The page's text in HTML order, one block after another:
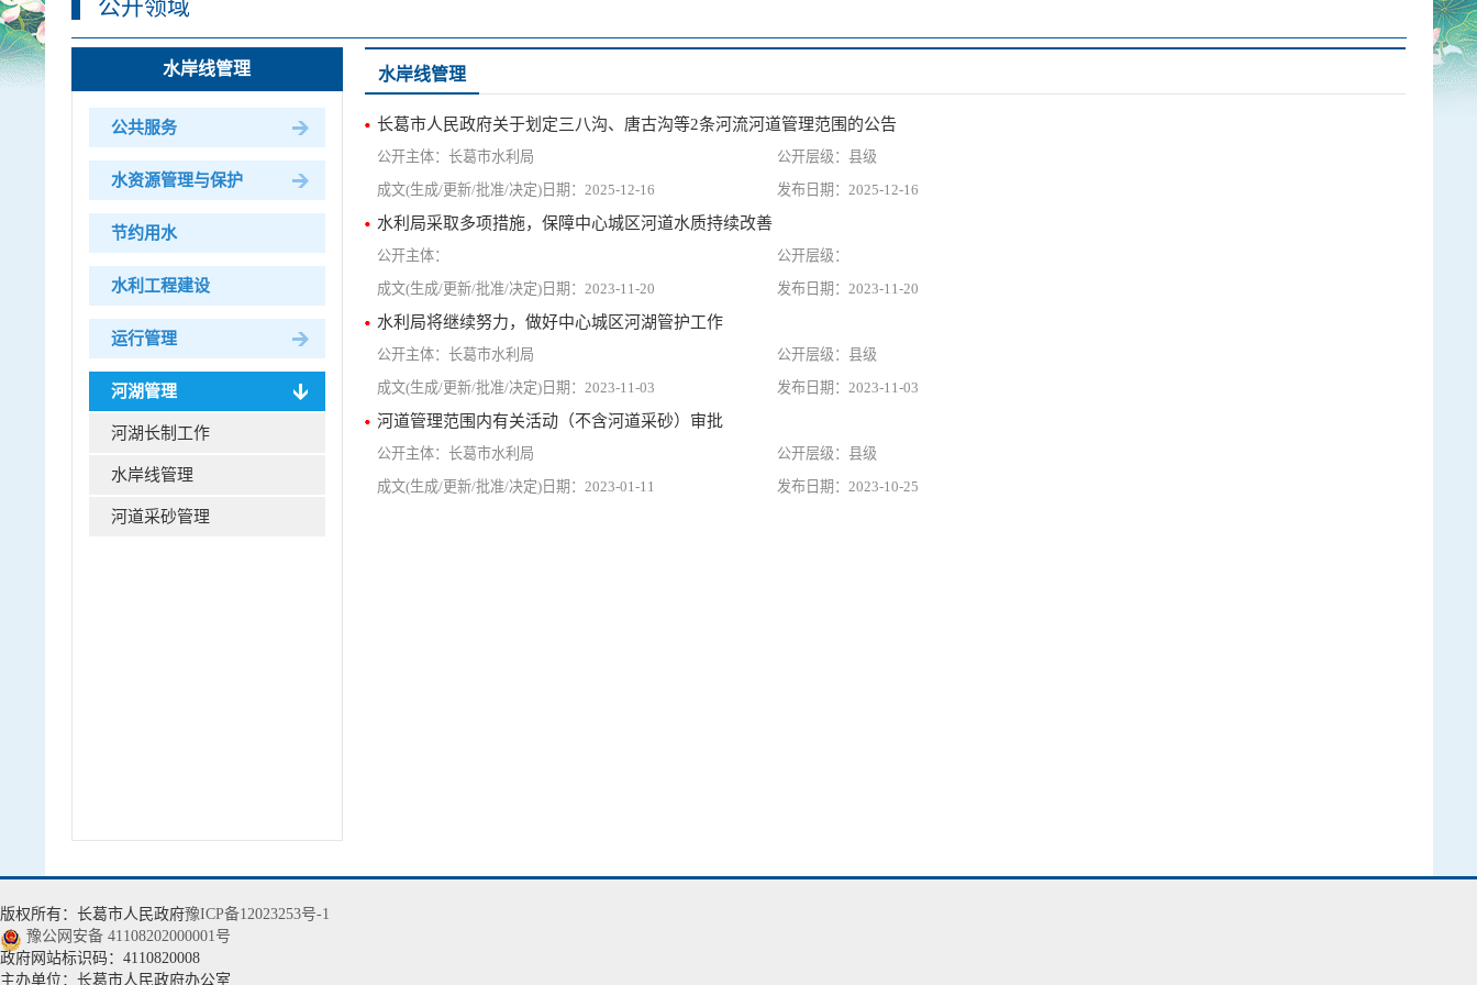
公开领域
水岸线管理
公共服务
水资源管理与保护
节约用水
水利工程建设
运行管理
河湖管理
河湖长制工作
水岸线管理
河道采砂管理
水利科技
水岸线管理
长葛市人民政府关于划定三八沟、唐古沟等2条河流河道管理范围的公告
长葛市水利局
县级
2025-12-16
2025-12-16
水利局采取多项措施，保障中心城区河道水质持续改善
2023-11-20 2023-11-20
水利局将继续努力，做好中心城区河湖管护工作
长葛市水利局
县级
2023-11-03
2023-11-03
河道管理范围内有关活动（不含河道采砂）审批
长葛市水利局
县级
2023-01-11
2023-10-25
版权所有：长葛市人民政府豫ICP备12023253号-1
豫公网安备 41108202000001号
政府网站标识码：4110820008
主办单位：长葛市人民政府办公室